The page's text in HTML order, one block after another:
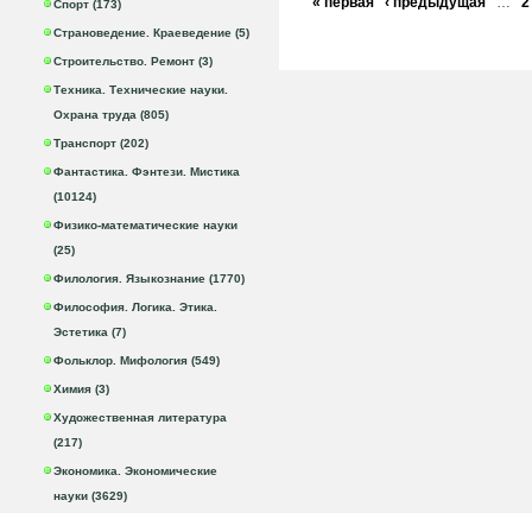
Спорт (173)
Страноведение. Краеведение (5)
Строительство. Ремонт (3)
Техника. Технические науки.
Охрана труда (805)
Транспорт (202)
Фантастика. Фэнтези. Мистика
(10124)
Физико-математические науки
(25)
Филология. Языкознание (1770)
Философия. Логика. Этика.
Эстетика (7)
Фольклор. Мифология (549)
Химия (3)
Художественная литература
(217)
Экономика. Экономические
науки (3629)